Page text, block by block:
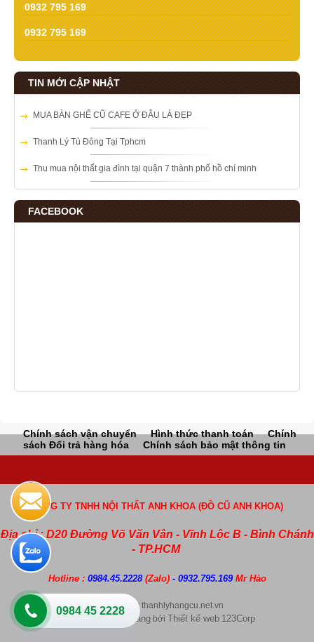
0932 795 169
0932 795 169
TIN MỚI CẬP NHẬT
MUA BÀN GHẾ CŨ CAFE Ở ĐÂU LÀ ĐẸP
Thanh Lý Tủ Đông Tại Tphcm
Thu mua nội thất gia đình tại quận 7 thành phố hồ chí minh
FACEBOOK
Chính sách vận chuyển Hình thức thanh toán
Chính
sách Đổi trả hàng hóa
Chính sách bảo mật thông tin
CÔNG TY TNHH NỘI THẤT ANH KHOA (ĐỒ CŨ ANH KHOA)
Địa chỉ : D20 Đường Võ Văn Vân - Vĩnh Lộc B - Bình Chánh
- TP.HCM
Hotline : 0984.45.2228 (Zalo) - 0932.795.169 Mr Hào
Copyright by thanhlyhangcu.net.vn
Thiết kế web bán hàng bởi Thiết kế web 123Corp
0984 45 2228